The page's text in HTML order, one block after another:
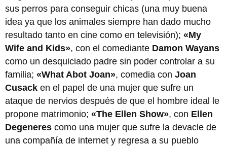
sus perros para conseguir chicas (una muy buena
idea ya que los animales siempre han dado mucho
resultado tanto en cine como en televisión); «My
Wife and Kids», con el comediante Damon Wayans
como un desquiciado padre sin poder controlar a su
familia; «What Abot Joan», comedia con Joan
Cusack en el papel de una mujer que sufre un
ataque de nervios después de que el hombre ideal le
propone matrimonio; «The Ellen Show», con Ellen
Degeneres como una mujer que sufre la devacle de
una compañía de internet y regresa a su pueblo